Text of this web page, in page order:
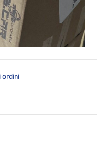
ordini